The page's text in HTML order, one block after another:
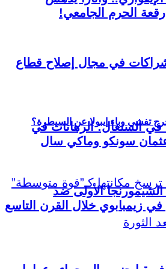
الحرم الجامعي!
في مجال إصلاح قطاع
في السنغال: الرهانات في
سونكو وماكي سال
الأولى ضد
في زيمبابوي خلال القرن التاسع